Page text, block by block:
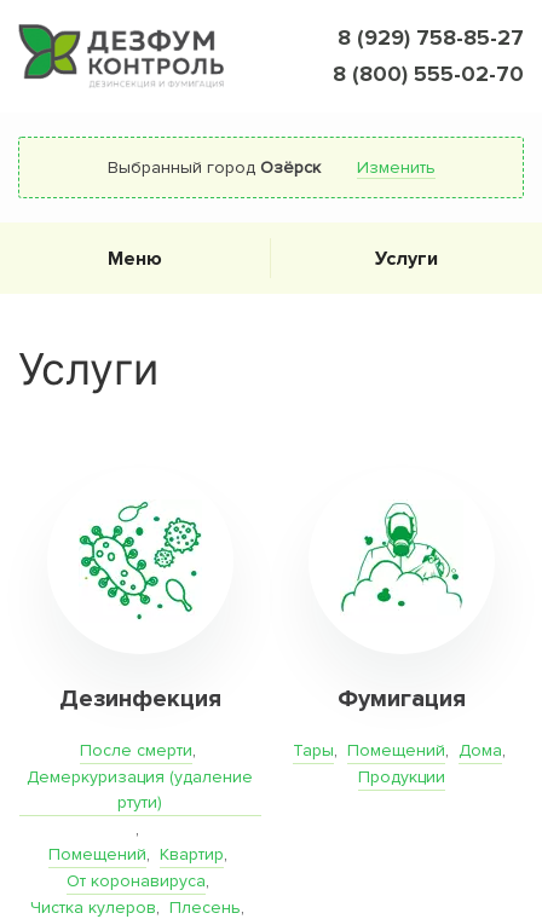
8 (929) 758-85-27
8 (800) 555-02-70
Выбранный город Озёрск Изменить
Меню Услуги
Услуги
Дезинфекция
После смерти,
Демеркуризация (удаление
ртути)
,
Помещений, Квартир,
От коронавируса,
Чистка кулеров, Плесень,
Фумигация
Тары, Помещений, Дома,
Продукции